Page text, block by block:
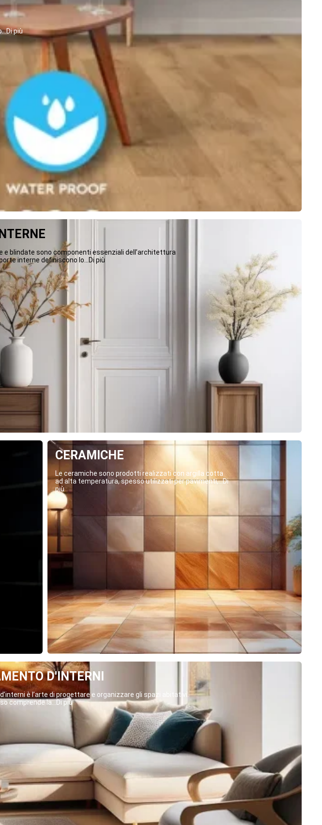
più
e blindate sono componenti essenziali dell’architettura
interne definiscono lo...Di più
CERAMICHE
Le ceramiche sono prodotti realizzati con argilla cotta
ad alta temperatura, spesso utilizzati per pavimenti,...Di
più
D'INTERNI
è l’arte di progettare e organizzare gli spazi abitativi.
comprende la...Di più